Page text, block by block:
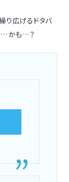
り広げるドタバ
…かも…？